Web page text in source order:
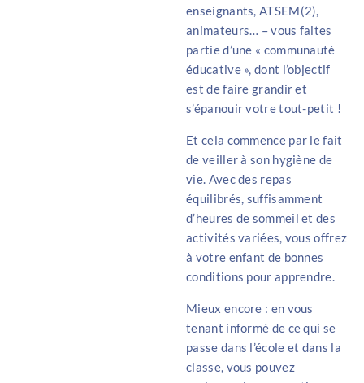
enseignants, ATSEM(2),
animateurs… – vous faites
partie d’une « communauté
éducative », dont l’objectif
est de faire grandir et
s’épanouir votre tout-petit !
Et cela commence par le fait
de veiller à son hygiène de
vie. Avec des repas
équilibrés, suffisamment
d’heures de sommeil et des
activités variées, vous offrez
à votre enfant de bonnes
conditions pour apprendre.
Mieux encore : en vous
tenant informé de ce qui se
passe dans l’école et dans la
classe, vous pouvez